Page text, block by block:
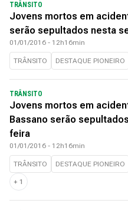
TRÂNSITO
Jovens mortos em
serão sepultados nesta
01/01/2016 - 12h16min
TRÂNSITO DESTAQUE PIONEIRO
TRÂNSITO
Jovens mortos em
Bassano serão
feira
01/01/2016 - 12h16min
TRÂNSITO DESTAQUE PIONEIRO
+ 1